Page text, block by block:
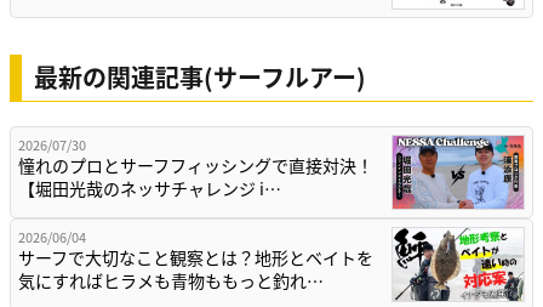
最新の関連記事(サーフルアー)
2026/07/30
憧れのプロとサーフフィッシングで直接対決！
【堀田光哉のネッサチャレンジ i…
2026/06/04
サーフで大切なこと観察とは？地形とベイトを
気にすればヒラメも青物ももっと釣れ…